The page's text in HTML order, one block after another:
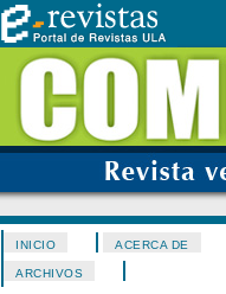
INICIO ACERCA DE
ARCHIVOS